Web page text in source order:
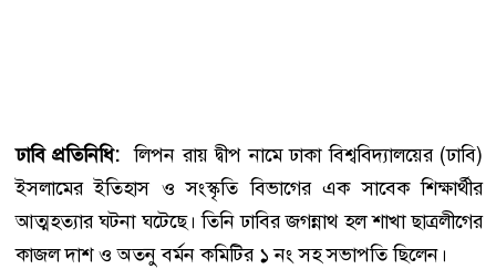
ঢাবি প্রতিনিধি: লিপন রায় দ্বীপ নামে ঢাকা বিশ্ববিদ্যালয়ের (ঢাবি)
ইসলামের ইতিহাস ও সংস্কৃতি বিভাগের এক সাবেক শিক্ষার্থীর
আত্মহত্যার ঘটনা ঘটেছে। তিনি ঢাবির জগন্নাথ হল শাখা ছাত্রলীগের
কাজল দাশ ও অতনু বর্মন কমিটির ১ নং সহ সভাপতি ছিলেন।